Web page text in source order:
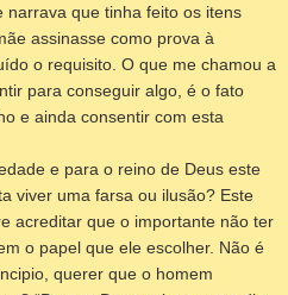
narrava que tinha feito os itens
assinasse como prova à
o requisito. O que me chamou a
para conseguir algo, é o fato
e ainda consentir com esta
e para o reino de Deus este
viver uma farsa ou ilusão? Este
acreditar que o importante não ter
o papel que ele escolher. Não é
querer que o homem